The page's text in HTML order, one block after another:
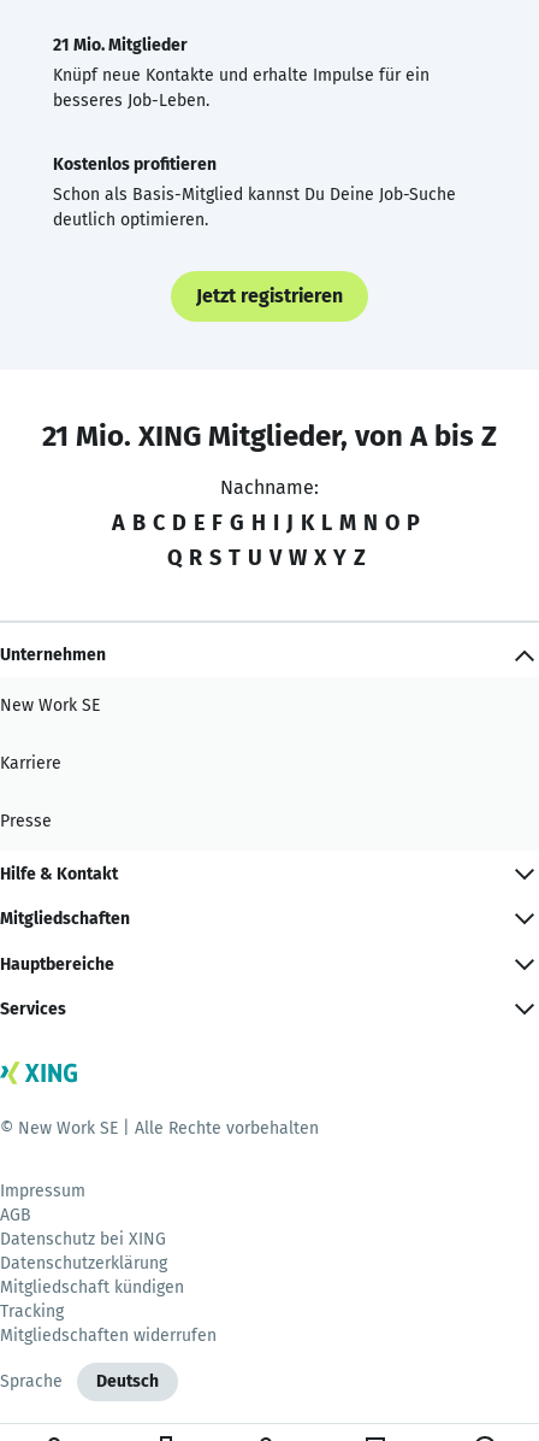
21 Mio. Mitglieder
Knüpf neue Kontakte und erhalte Impulse für ein
besseres Job-Leben.
Kostenlos profitieren
Schon als Basis-Mitglied kannst Du Deine Job-Suche
deutlich optimieren.
Jetzt registrieren
21 Mio. XING Mitglieder, von A bis Z
Nachname:
A B C D E F G H I J K L M N O P
Q R S T U V W X Y Z
Unternehmen
New Work SE
Karriere
Presse
Hilfe & Kontakt
Mitgliedschaften
Hauptbereiche
Services
© New Work SE | Alle Rechte vorbehalten
Impressum
AGB
Datenschutz bei XING
Datenschutzerklärung
Mitgliedschaft kündigen
Tracking
Mitgliedschaften widerrufen
Sprache Deutsch